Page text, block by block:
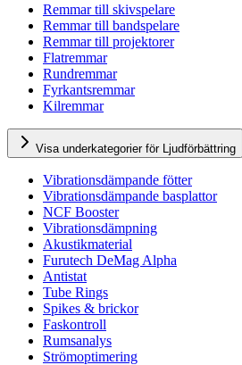
Remmar till skivspelare
Remmar till bandspelare
Remmar till projektorer
Flatremmar
Rundremmar
Fyrkantsremmar
Kilremmar
Visa underkategorier för Ljudförbättring
Vibrationsdämpande fötter
Vibrationsdämpande basplattor
NCF Booster
Vibrationsdämpning
Akustikmaterial
Furutech DeMag Alpha
Antistat
Tube Rings
Spikes & brickor
Faskontroll
Rumsanalys
Strömoptimering